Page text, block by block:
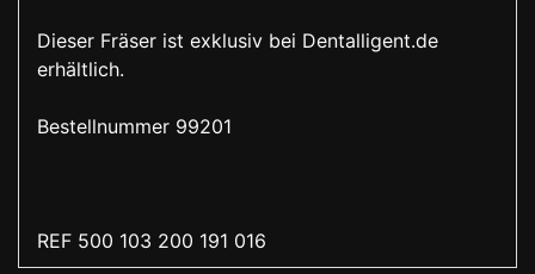
Dieser Fräser ist exklusiv bei Dentalligent.de
erhältlich.
Bestellnummer 99201
REF 500 103 200 191 016